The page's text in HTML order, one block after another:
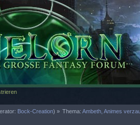
Bock-Creation) » Thema:Ambeth, Animes